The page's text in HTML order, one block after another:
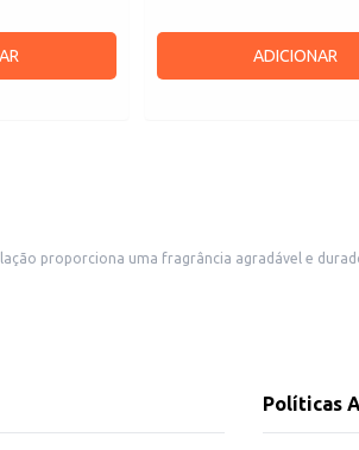
ADICIONAR
opção versátil para diferentes contextos e
Políticas